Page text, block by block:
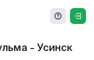
- Усинск